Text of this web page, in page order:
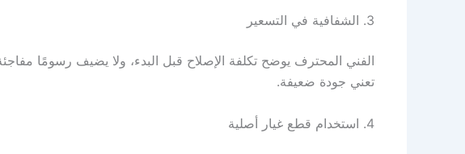
3. الشفافية في التسعير
الفني المحترف يوضح تكلفة الإصلاح قبل البدء، ولا يضيف رسومًا
تعني جودة ضعيفة.
4. استخدام قطع غيار أصلية